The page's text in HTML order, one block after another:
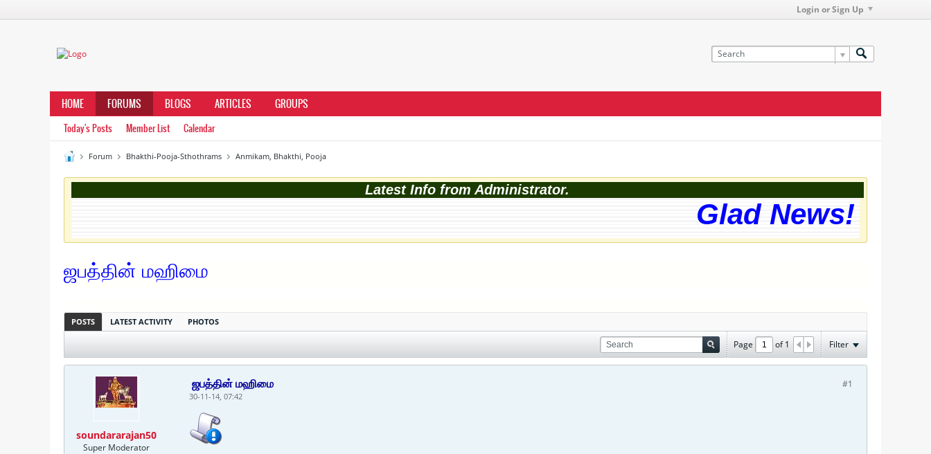
Login or Sign Up
HOME FORUMS BLOGS ARTICLES GROUPS
Today's Posts Member List Calendar
Forum Bhakthi-Pooja-Sthothrams Anmikam, Bhakthi, Pooja
Latest Info from Administrator.
Glad News!
ஜபத்தின் மஹிமை
POSTS LATEST ACTIVITY PHOTOS
Page of1 Filter
soundararajan50
Super Moderator
#1
ஜபத்தின் மஹிமை
30-11-14, 07:42